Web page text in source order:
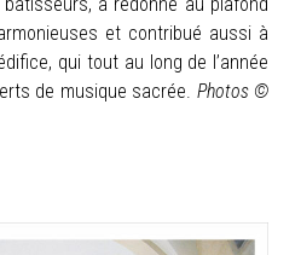
et contribué aussi à
qui tout au long de l’année
de musique sacrée. Photos ©